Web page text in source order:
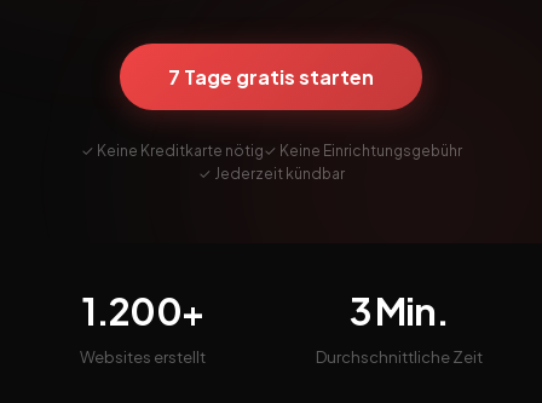
7 Tage gratis starten
✓ Keine Kreditkarte nötig✓ Keine Einrichtungsgebühr
✓ Jederzeit kündbar
1.200+
Websites erstellt
3 Min.
Durchschnittliche Zeit